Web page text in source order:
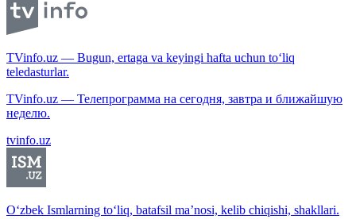
TVinfo.uz — Bugun, ertaga va keyingi hafta uchun to‘liq
teledasturlar.
TVinfo.uz — Телепрограмма на сегодня, завтра и ближайшую
неделю.
tvinfo.uz
O‘zbek Ismlarning to‘liq, batafsil ma’nosi, kelib chiqishi, shakllari.